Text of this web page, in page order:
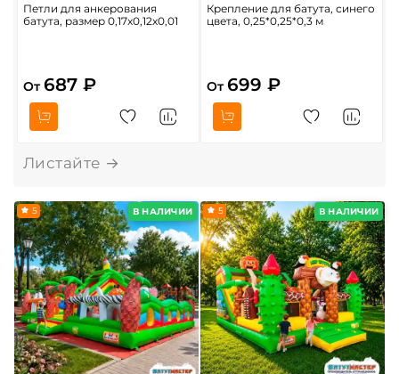
Петли для анкерования
батута, размер 0,17x0,12x0,01
От 687 ₽
Крепление для батута, синего
цвета, 0,25*0,25*0,3 м
От 699 ₽
В НАЛИЧИИ
5 В НАЛИЧИИ
5